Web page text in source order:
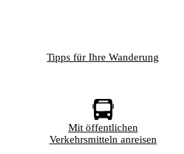
Tipps für Ihre Wanderung
Mit öffentlichen
Verkehrsmitteln anreisen